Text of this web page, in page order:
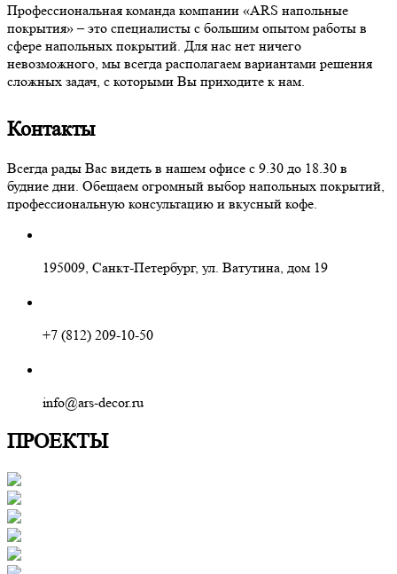
Профессиональная команда компании «ARS напольные
покрытия» – это специалисты с большим опытом работы в
сфере напольных покрытий. Для нас нет ничего
невозможного, мы всегда располагаем вариантами решения
сложных задач, с которыми Вы приходите к нам.
Контакты
Всегда рады Вас видеть в нашем офисе с 9.30 до 18.30 в
будние дни. Обещаем огромный выбор напольных покрытий,
профессиональную консультацию и вкусный кофе.
195009, Санкт-Петербург, ул. Ватутина, дом 19
+7 (812) 209-10-50
info@ars-decor.ru
ПРОЕКТЫ